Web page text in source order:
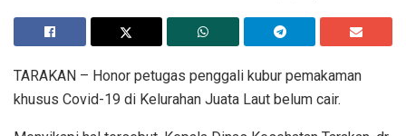
TARAKAN – Honor petugas penggali kubur pemakaman
khusus Covid-19 di Kelurahan Juata Laut belum cair.